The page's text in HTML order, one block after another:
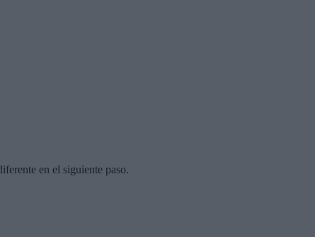
en el siguiente paso.